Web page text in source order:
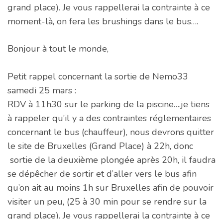
grand place). Je vous rappellerai la contrainte à ce
moment-là, on fera les brushings dans le bus….
Bonjour à tout le monde,
Petit rappel concernant la sortie de Nemo33
samedi 25 mars :
RDV à 11h30 sur le parking de la piscine….je tiens
à rappeler qu’il y a des contraintes réglementaires
concernant le bus (chauffeur), nous devrons quitter
le site de Bruxelles (Grand Place) à 22h, donc
sortie de la deuxième plongée après 20h, il faudra
se dépêcher de sortir et d’aller vers le bus afin
qu’on ait au moins 1h sur Bruxelles afin de pouvoir
visiter un peu, (25 à 30 min pour se rendre sur la
grand place). Je vous rappellerai la contrainte à ce